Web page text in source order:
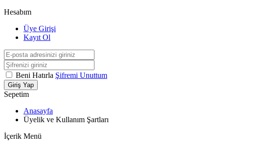
Hesabım
Üye Girişi
Kayıt Ol
Beni Hatırla Şifremi Unuttum
Giriş Yap
Sepetim
Anasayfa
Üyelik ve Kullanım Şartları
İçerik Menü